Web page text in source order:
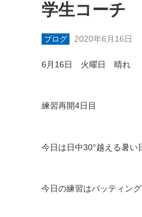
学生コーチ
ブログ 2020年6月16日
6 月 16日 火曜日 晴れ
練習再開4日目
今日は日中30°越える暑い
今日の練習はバッティン